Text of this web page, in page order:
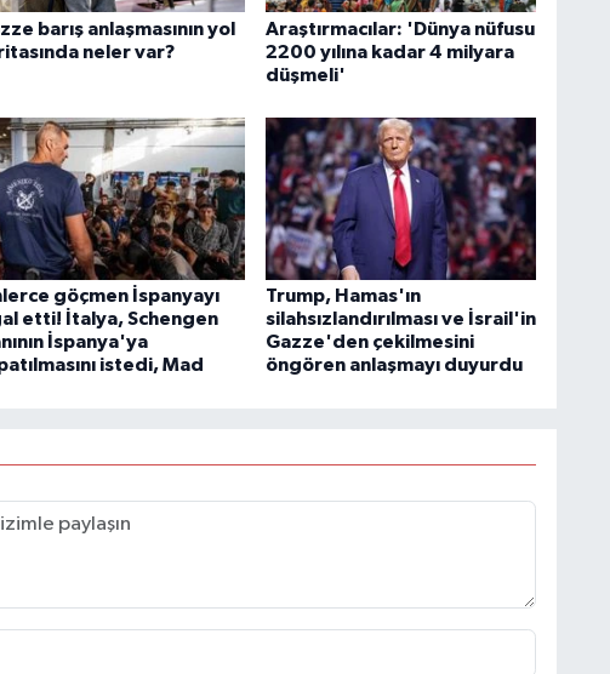
barış anlaşmasının yol
neler var?
Araştırmacılar: 'Dünya nüfusu
2200 yılına kadar 4 milyara
düşmeli'
göçmen İspanyayı
etti! İtalya, Schengen
İspanya'ya
istedi, Mad
Trump, Hamas'ın
silahsızlandırılması ve İsrail'in
Gazze'den çekilmesini
öngören anlaşmayı duyurdu